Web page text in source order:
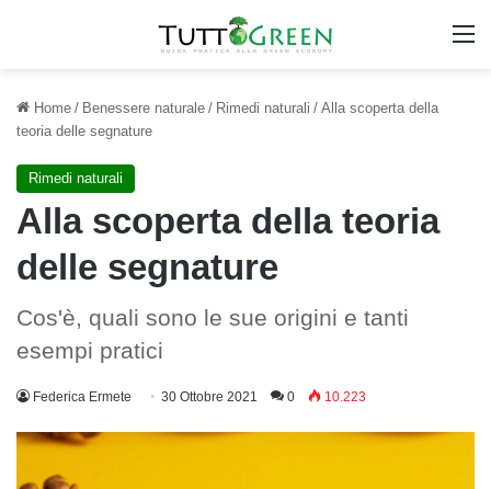
Home / Benessere naturale / Rimedi naturali / Alla scoperta della
teoria delle segnature
Rimedi naturali
Alla scoperta della teoria
delle segnature
Cos'è, quali sono le sue origini e tanti
esempi pratici
Federica Ermete 30 Ottobre 2021 0 10.223